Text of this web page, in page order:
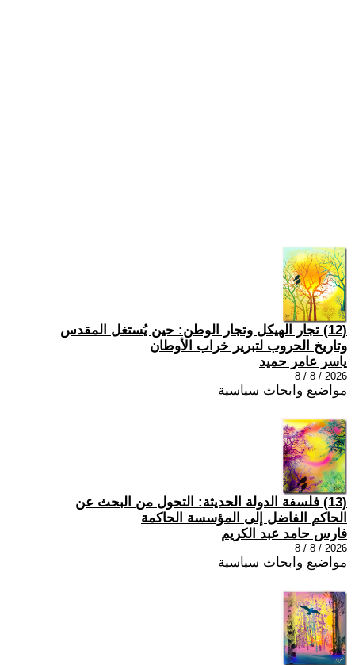
(12) تجار الهيكل وتجار الوطن: حين يُستغل المقدس
وتاريخ الحروب لتبرير خراب الأوطان
ياسر عامر حميد
2026 / 8 / 8
مواضيع وابحاث سياسية
(13) فلسفة الدولة الحديثة: التحول من البحث عن
الحاكم الفاضل إلى المؤسسة الحاكمة
فارس حامد عبد الكريم
2026 / 8 / 8
مواضيع وابحاث سياسية